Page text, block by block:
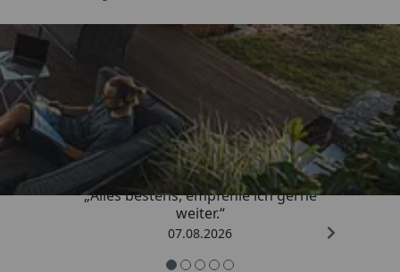
Trusted Shops
4,81/ 5
„Alles bestens, empfehle ich gerne
weiter.“
07.08.2026